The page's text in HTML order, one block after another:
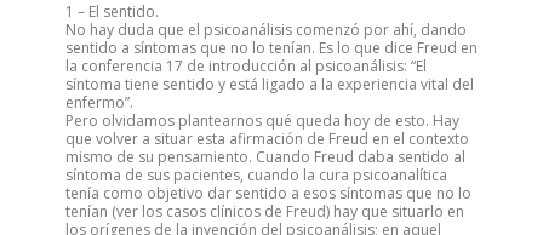
1 – El sentido.
No hay duda que el psicoanálisis comenzó por ahí, dando
sentido a síntomas que no lo tenían. Es lo que dice Freud en
la conferencia 17 de introducción al psicoanálisis: “El
síntoma tiene sentido y está ligado a la experiencia vital del
enfermo”.
Pero olvidamos plantearnos qué queda hoy de esto. Hay
que volver a situar esta afirmación de Freud en el contexto
mismo de su pensamiento. Cuando Freud daba sentido al
síntoma de sus pacientes, cuando la cura psicoanalítica
tenía como objetivo dar sentido a esos síntomas que no lo
tenían (ver los casos clínicos de Freud) hay que situarlo en
los orígenes de la invención del psicoanálisis; en aquel